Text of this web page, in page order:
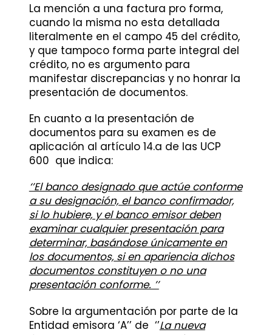
La mención a una factura pro forma,
cuando la misma no esta detallada
literalmente en el campo 45 del crédito,
y que tampoco forma parte integral del
crédito, no es argumento para
manifestar discrepancias y no honrar la
presentación de documentos.
En cuanto a la presentación de
documentos para su examen es de
aplicación al artículo 14.a de las UCP
600 que indica:
‘’El banco designado que actúe conforme
a su designación, el banco confirmador,
si lo hubiere, y el banco emisor deben
examinar cualquier presentación para
determinar, basándose únicamente en
los documentos, si en apariencia dichos
documentos constituyen o no una
presentación conforme. ’’
Sobre la argumentación por parte de la
Entidad emisora ‘A’’ de ‘’La nueva